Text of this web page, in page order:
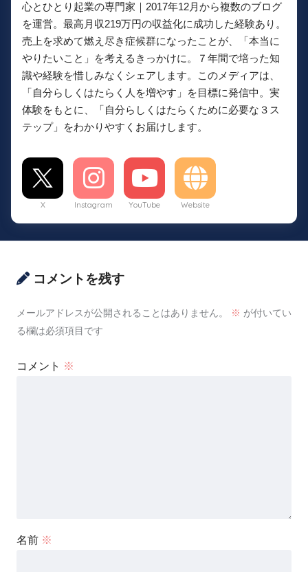
心とひとり起業の専門家｜2017年12月から複数のブログ
を運営。最高月収219万円の収益化に成功した経験あり。
売上を求めて燃え尽き症候群になったことが、「本当に
やりたいこと」を考えるきっかけに。７年間で培った知
識や経験を惜しみなくシェアします。このメディアは、
「自分らしくはたらく人を増やす」を目標に発信中。実
体験をもとに、「自分らしくはたらくために必要な３ス
テップ」をわかりやすくお届けします。
X Instagram YouTube Website
コメントを残す
メールアドレスが公開されることはありません。 ※ が付いてい
る欄は必須項目です
コメント ※
名前 ※